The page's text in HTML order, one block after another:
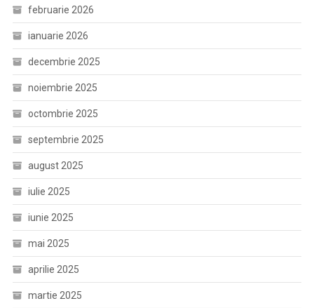
februarie 2026
ianuarie 2026
decembrie 2025
noiembrie 2025
octombrie 2025
septembrie 2025
august 2025
iulie 2025
iunie 2025
mai 2025
aprilie 2025
martie 2025